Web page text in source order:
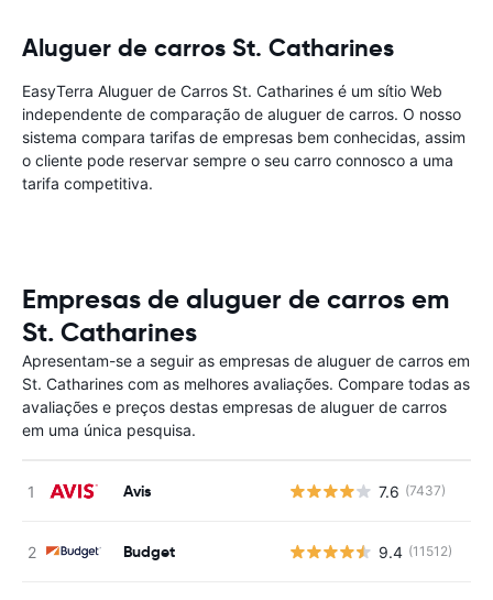
Aluguer de carros St. Catharines
EasyTerra Aluguer de Carros St. Catharines é um sítio Web
independente de comparação de aluguer de carros. O nosso
sistema compara tarifas de empresas bem conhecidas, assim
o cliente pode reservar sempre o seu carro connosco a uma
tarifa competitiva.
Empresas de aluguer de carros em
St. Catharines
Apresentam-se a seguir as empresas de aluguer de carros em
St. Catharines com as melhores avaliações. Compare todas as
avaliações e preços destas empresas de aluguer de carros
em uma única pesquisa.
Avis 7.6 (7437)
Budget 9.4 (11512)